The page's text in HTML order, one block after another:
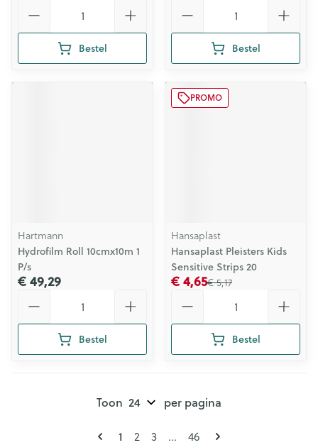
Bestel Bestel
Hartmann
Hydrofilm Roll 10cmx10m 1
P/s
€ 49,29
Bestel
PROMO
Hansaplast
Hansaplast Pleisters Kids
Sensitive Strips 20
€ 5,17
€ 4,65
Bestel
Pagina's
U lees momenteel pagina
1 Pagina
2 Pagina
3 ... Pagina
46
Toon per pagina